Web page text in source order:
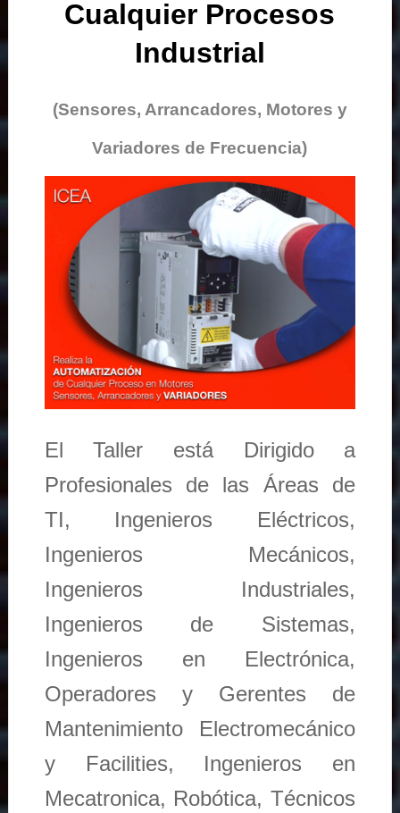
Cualquier Procesos
Industrial
(Sensores, Arrancadores, Motores y
Variadores de Frecuencia)
El Taller está Dirigido a
Profesionales de las Áreas de
TI, Ingenieros Eléctricos,
Ingenieros Mecánicos,
Ingenieros Industriales,
Ingenieros de Sistemas,
Ingenieros en Electrónica,
Operadores y Gerentes de
Mantenimiento Electromecánico
y Facilities, Ingenieros en
Mecatronica, Robótica, Técnicos